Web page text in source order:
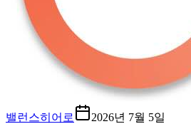
밸런스히어로 2026년 7월 5일